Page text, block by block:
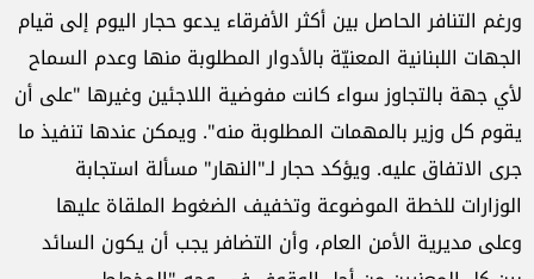
ورغم التنافر الحاصل بين أكثر الأفرقاء يدعو حجار اليوم إلى قيام
الجهات اللبنانية المعنيّة بالأدوار المطلوبة منها وعدم السماح
لأي جهة بالتجاوز سواء كانت مفوضية اللاجئين وغيرها "على أن
يقوم كل وزير بالمهمات المطلوبة منه". ويمكن عندها تنفيذ ما
جرى الاتفاق عليه. ويؤكد حجار لـ"النهار" مسألة استجابة
الوزارات للخطة الموضوعة وتخفيف الضغوط الملقاة عليها
وعلى مديرية الأمن العام، وأن التضافر يجب أن يكون السائد